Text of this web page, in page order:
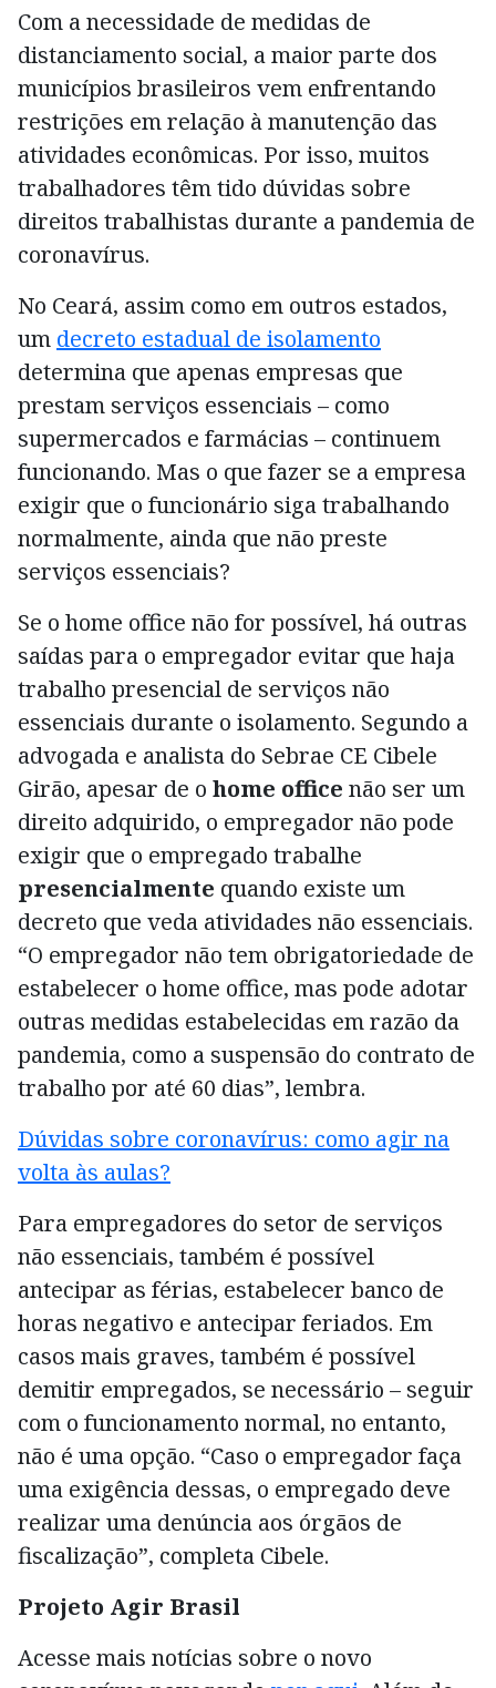
Com a necessidade de medidas de
distanciamento social, a maior parte dos
municípios brasileiros vem enfrentando
restrições em relação à manutenção das
atividades econômicas. Por isso, muitos
trabalhadores têm tido dúvidas sobre
direitos trabalhistas durante a pandemia de
coronavírus.
No Ceará, assim como em outros estados,
um decreto estadual de isolamento
determina que apenas empresas que
prestam serviços essenciais – como
supermercados e farmácias – continuem
funcionando. Mas o que fazer se a empresa
exigir que o funcionário siga trabalhando
normalmente, ainda que não preste
serviços essenciais?
Se o home office não for possível, há outras
saídas para o empregador evitar que haja
trabalho presencial de serviços não
essenciais durante o isolamento. Segundo a
advogada e analista do Sebrae CE Cibele
Girão, apesar de o home office não ser um
direito adquirido, o empregador não pode
exigir que o empregado trabalhe
presencialmente quando existe um
decreto que veda atividades não essenciais.
“O empregador não tem obrigatoriedade de
estabelecer o home office, mas pode adotar
outras medidas estabelecidas em razão da
pandemia, como a suspensão do contrato de
trabalho por até 60 dias”, lembra.
Dúvidas sobre coronavírus: como agir na
volta às aulas?
Para empregadores do setor de serviços
não essenciais, também é possível
antecipar as férias, estabelecer banco de
horas negativo e antecipar feriados. Em
casos mais graves, também é possível
demitir empregados, se necessário – seguir
com o funcionamento normal, no entanto,
não é uma opção. “Caso o empregador faça
uma exigência dessas, o empregado deve
realizar uma denúncia aos órgãos de
fiscalização”, completa Cibele.
Projeto Agir Brasil
Acesse mais notícias sobre o novo